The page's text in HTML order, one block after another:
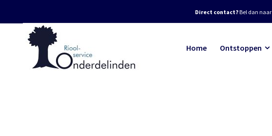
Direct contact?Bel dan naar
Home Ontstoppen